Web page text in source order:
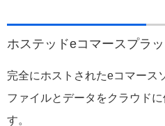
ホステッドeコマースプラ
完全にホストされたeコマース
ファイルとデータをクラウド
す。